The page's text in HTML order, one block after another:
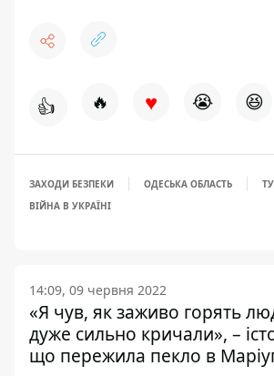
👍 🔥 ♥ 😭 😆
ЗАХОДИ БЕЗПЕКИ ОДЕСЬКА ОБЛАСТЬ
ВІЙНА В УКРАЇНІ
14:09, 09 червня 2022
«Я чув, як заживо горять
дуже сильно кричали», –
що пережила пекло в